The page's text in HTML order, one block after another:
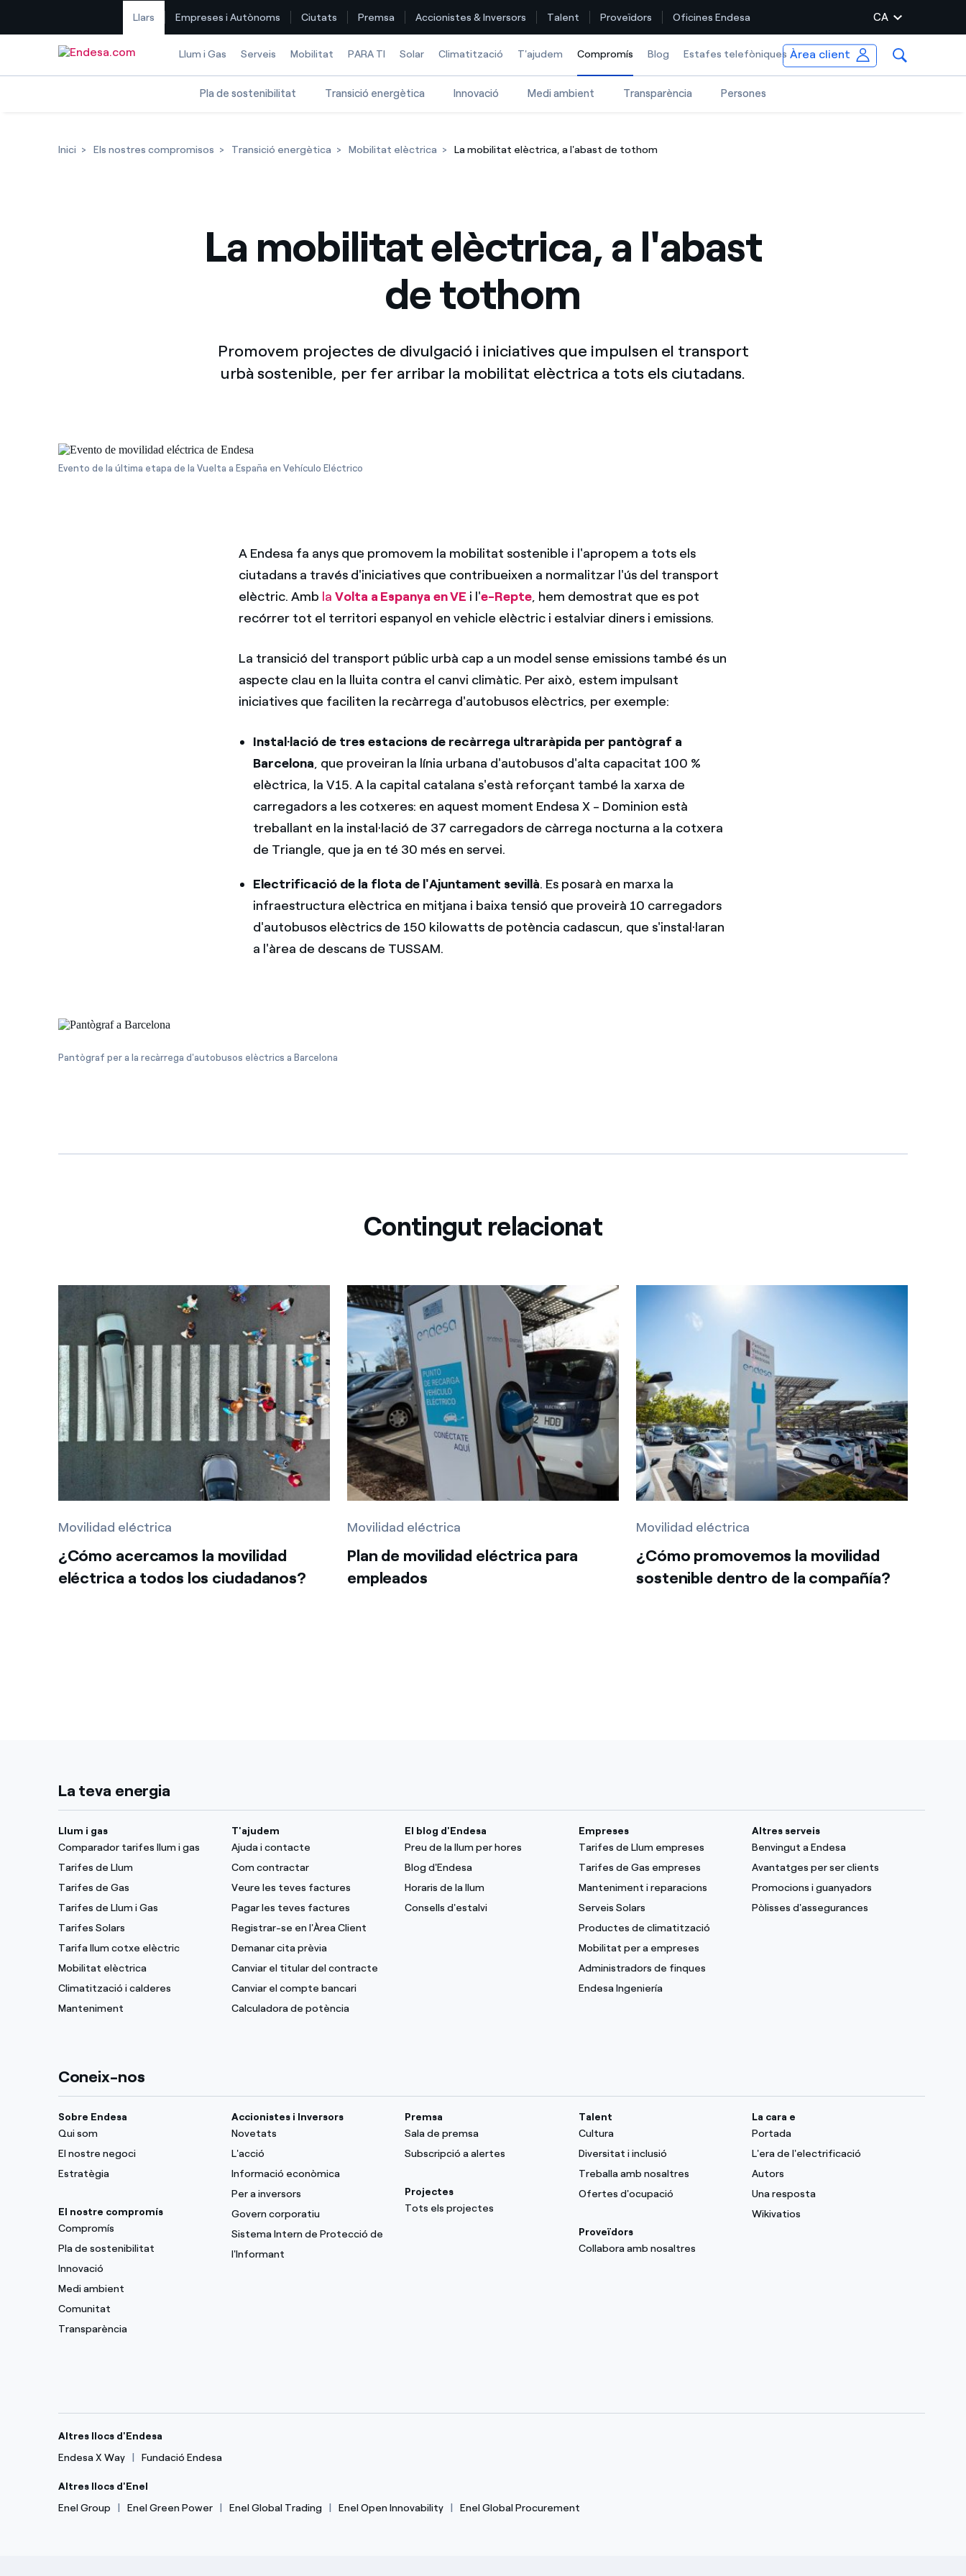
Llars Empreses i Autònoms Ciutats Premsa Accionistes & Inversors Talent Proveïdors Oficines Endesa CA
Llum i Gas Serveis Mobilitat PARA TI Solar Climatització T'ajudem Compromís Selected item
Blog Estafes telefòniques Àrea client
Com puc veure les meves factures d'Endesa?
Com canviar el titular del contracte?
Has rebut una oferta per canviar de companyia?
Gestiones diverses comunitats de propietaris?
Pla de sostenibilitat Transició energètica Innovació Medi ambient Transparència Persones
Inici Els nostres compromisos Transició energètica Mobilitat elèctrica La mobilitat elèctrica, a l'abast de tothom
La mobilitat elèctrica, a l'abast
de tothom
Promovem projectes de divulgació i iniciatives que impulsen el transport
urbà sostenible, per fer arribar la mobilitat elèctrica a tots els ciutadans.
Evento de la última etapa de la Vuelta a España en Vehículo Eléctrico
A Endesa fa anys que promovem la mobilitat sostenible i l'apropem a tots els
ciutadans a través d'iniciatives que contribueixen a normalitzar l'ús del transport
elèctric. Amb laVolta a Espanya en VE i l'e-Repte, hem demostrat que es pot
recórrer tot el territori espanyol en vehicle elèctric i estalviar diners i emissions.
La transició del transport públic urbà cap a un model sense emissions també és un
aspecte clau en la lluita contra el canvi climàtic. Per això, estem impulsant
iniciatives que faciliten la recàrrega d'autobusos elèctrics, per exemple:
Instal·lació de tres estacions de recàrrega ultraràpida per pantògraf a
Barcelona, que proveiran la línia urbana d'autobusos d'alta capacitat 100 %
elèctrica, la V15. A la capital catalana s'està reforçant també la xarxa de
carregadors a les cotxeres: en aquest moment Endesa X - Dominion està
treballant en la instal·lació de 37 carregadors de càrrega nocturna a la cotxera
de Triangle, que ja en té 30 més en servei.
Electrificació de la flota de l'Ajuntament sevillà. Es posarà en marxa la
infraestructura elèctrica en mitjana i baixa tensió que proveirà 10 carregadors
d'autobusos elèctrics de 150 kilowatts de potència cadascun, que s'instal·laran
a l'àrea de descans de TUSSAM.
Pantògraf per a la recàrrega d'autobusos elèctrics a Barcelona
Contingut relacionat
Movilidad eléctrica
¿Cómo acercamos la movilidad
eléctrica a todos los ciudadanos?
Movilidad eléctrica
Plan de movilidad eléctrica para
empleados
Movilidad eléctrica
¿Cómo promovemos la movilidad
sostenible dentro de la compañía?
La teva energia
Llum i gas
Comparador tarifes llum i gas
Tarifes de Llum
Tarifes de Gas
Tarifes de Llum i Gas
Tarifes Solars
Tarifa llum cotxe elèctric
Mobilitat elèctrica
Climatització i calderes
Manteniment
T'ajudem
Ajuda i contacte
Com contractar
Veure les teves factures
Pagar les teves factures
Registrar-se en l'Àrea Client
Demanar cita prèvia
Canviar el titular del contracte
Canviar el compte bancari
Calculadora de potència
El blog d'Endesa
Preu de la llum per hores
Blog d'Endesa
Horaris de la llum
Consells d'estalvi
Empreses
Tarifes de Llum empreses
Tarifes de Gas empreses
Manteniment i reparacions
Serveis Solars
Productes de climatització
Mobilitat per a empreses
Administradors de finques
Endesa Ingeniería
Altres serveis
Benvingut a Endesa
Avantatges per ser clients
Promocions i guanyadors
Pòlisses d'assegurances
Coneix-nos
Sobre Endesa
Qui som
El nostre negoci
Estratègia
El nostre compromís
Compromís
Pla de sostenibilitat
Innovació
Medi ambient
Comunitat
Transparència
Accionistes i Inversors
Novetats
L'acció
Informació econòmica
Per a inversors
Govern corporatiu
Sistema Intern de Protecció de
l'Informant
Premsa
Sala de premsa
Subscripció a alertes
Projectes
Tots els projectes
Talent
Cultura
Diversitat i inclusió
Treballa amb nosaltres
Ofertes d'ocupació
Proveïdors
Collabora amb nosaltres
La cara e
Portada
L'era de l'electrificació
Autors
Una resposta
Wikivatios
Altres llocs d'Endesa
Endesa X Way
Fundació Endesa
Altres llocs d'Enel
Enel Group
Enel Green Power Enel Global Trading Enel Open Innovability Enel Global Procurement